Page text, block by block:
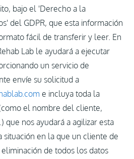
bajo el 'Derecho a la
del GDPR, que esta información
fácil de transferir y leer. En
Lab le ayudará a ejecutar
un servicio de
envíe su solicitud a
e incluya toda la
el nombre del cliente,
nos ayudará a agilizar esta
situación en la que un cliente de
de todos los datos